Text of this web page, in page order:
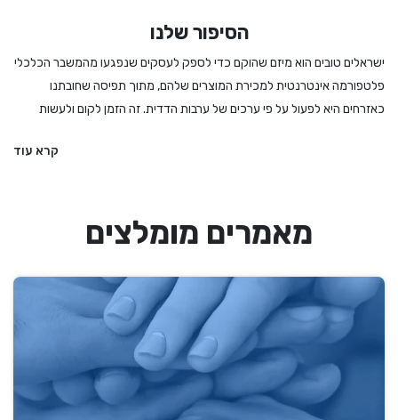
הסיפור שלנו
ישראלים טובים הוא מיזם שהוקם כדי לספק לעסקים שנפגעו מהמשבר הכלכלי
פלטפורמה אינטרנטית למכירת המוצרים שלהם, מתוך תפיסה שחובתנו
כאזרחים היא לפעול על פי ערכים של ערבות הדדית. זה הזמן לקום ולעשות
או משוזרת פרחים, להזמין הרצאה או הופעה, להתפנק במסעדה שמתמודדת
מעדיפים את העסקים הקטנים והבינוניים, את העצמאים והעצמאיות, וכמובן את
הדברים המיוחדים שיש לנו הישראלים להציע
קרא עוד
מאמרים מומלצים